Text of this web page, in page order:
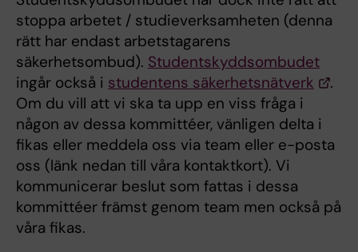
stoppa arbetet / studieverksamheten (denna
rätt har endast arbetstagarens
säkerhetsombud). Studentskyddsombudet
ingår också i studentens säkerhetsnätverk
.
Om du vill att vi ska ta upp en viss fråga i
någon av dessa kommittéer, vänligen delta i
fikas eller meddela oss via team eller e-posta
oss (länk nedan till våra kontaktkort). Vi
kommunicerar beslut som fattas i dessa
kommittéer främst genom team men också på
våra fikas.